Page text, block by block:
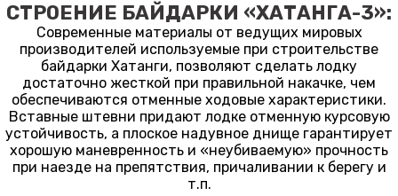
СТРОЕНИЕ БАЙДАРКИ «ХАТАНГА-3»:
Современные материалы от ведущих мировых
производителей используемые при строительстве
байдарки Хатанги, позволяют сделать лодку
достаточно жесткой при правильной накачке, чем
обеспечиваются отменные ходовые характеристики.
Вставные штевни придают лодке отменную курсовую
устойчивость, а плоское надувное днище гарантирует
хорошую маневренность и «неубиваемую» прочность
при наезде на препятствия, причаливании к берегу и
т.п.